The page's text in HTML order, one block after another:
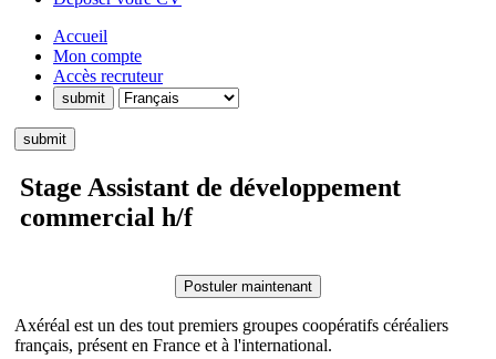
Accueil
Mon compte
Accès recruteur
Stage Assistant de développement
commercial h/f
Axéréal est un des tout premiers groupes coopératifs céréaliers
français, présent en France et à l'international.